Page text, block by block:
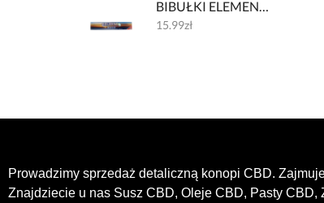
15.99zł
Prowadzimy sprzedaż detaliczną konopi CBD.
Znajdziecie u nas Susz CBD, Oleje CBD, Pasty CBD,